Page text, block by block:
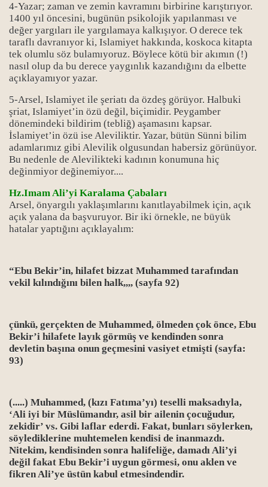
4-Yazar; zaman ve zemin kavramını birbirine karıştırıyor.
1400 yıl öncesini, bugünün psikolojik yapılanması ve
değer yargıları ile yargılamaya kalkışıyor. O derece tek
taraflı davranıyor ki, Islamiyet hakkında, koskoca kitapta
tek olumlu söz bulamıyoruz. Böylece kötü bir akımın (!)
nasıl olup da bu derece yaygınlık kazandığını da elbette
açıklayamıyor yazar.
5-Arsel, Islamiyet ile şeriatı da özdeş görüyor. Halbuki
şriat, Islamiyet’in özü değil, biçimidir. Peygamber
dönemindeki bildirim (tebliğ) aşamasını kapsar.
İslamiyet’in özü ise Aleviliktir. Yazar, bütün Sünni bilim
adamlarımız gibi Alevilik olgusundan habersiz görünüyor.
Bu nedenle de Alevilikteki kadının konumuna hiç
değinmiyor değinemiyor....
Hz.Imam Ali’yi Karalama Çabaları
Arsel, önyargılı yaklaşımlarını kanıtlayabilmek için, açık
açık yalana da başvuruyor. Bir iki örnekle, ne büyük
hatalar yaptığını açıklayalım:
“Ebu Bekir’in, hilafet bizzat Muhammed tarafından
vekil kılındığını bilen halk,,,, (sayfa 92)
çünkü, gerçekten de Muhammed, ölmeden çok önce, Ebu
Bekir’i hilafete layık görmüş ve kendinden sonra
devletin başına onun geçmesini vasiyet etmişti (sayfa:
93)
(.....) Muhammed, (kızı Fatıma’yı) teselli maksadıyla,
‘Ali iyi bir Müslümandır, asil bir ailenin çocuğudur,
zekidir’ vs. Gibi laflar ederdi. Fakat, bunları söylerken,
söylediklerine muhtemelen kendisi de inanmazdı.
Nitekim, kendisinden sonra halifeliğe, damadı Ali’yi
değil fakat Ebu Bekir’i uygun görmesi, onu aklen ve
fikren Ali’ye üstün kabul etmesindendir.